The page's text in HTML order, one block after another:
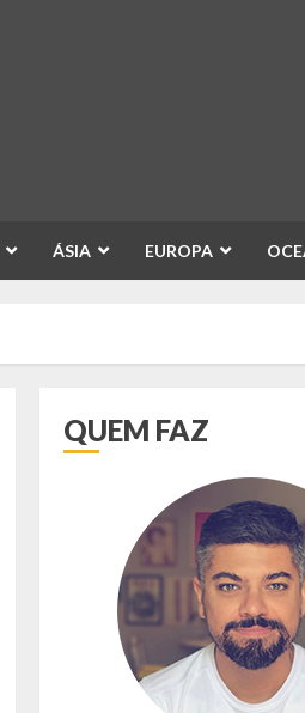
ÁSIA EUROPA
QUEM FAZ